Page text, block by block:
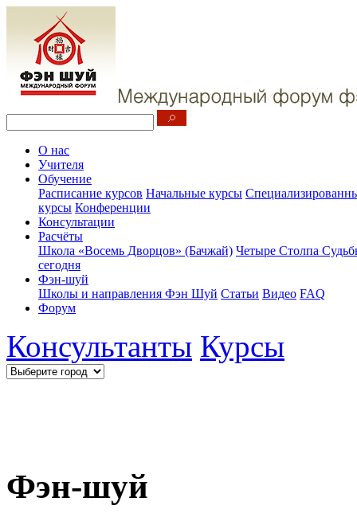
О нас
Учителя
Обучение
Расписание курсов Начальные курсы
курсы Конференции
Консультации
Расчёты
Школа «Восемь Дворцов» (Бачжай) Четыре Столпа
сегодня
Фэн-шуй
Школы и направления Фэн Шуй Статьи Видео FAQ
Форум
Консультанты Курсы
Фэн-шуй